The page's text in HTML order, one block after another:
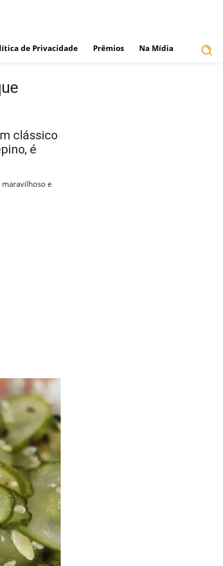
de Privacidade Prêmios Na Mídia
clássico
é
maravilhoso e